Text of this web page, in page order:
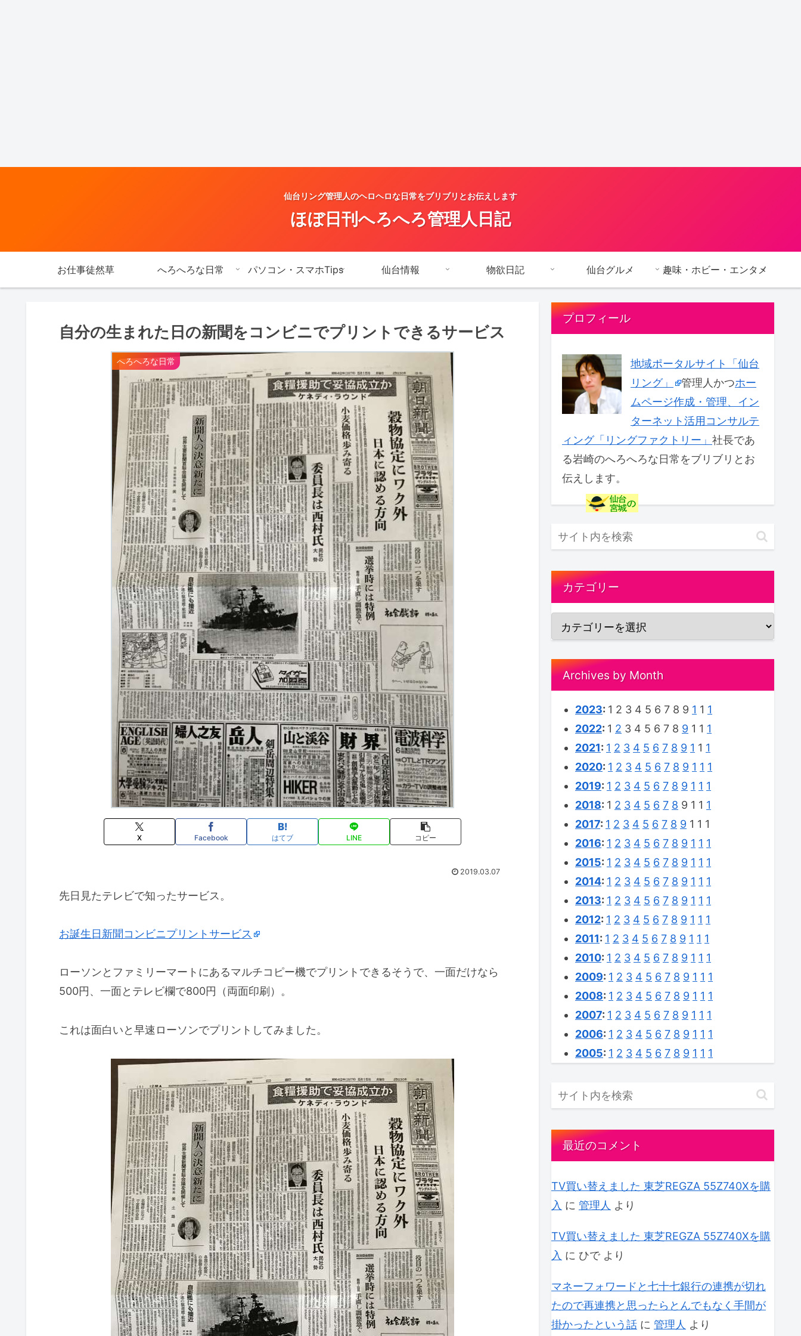
仙台リング管理人のヘロヘロな日常をブリブリとお伝えします
ほぼ日刊へろへろ管理人日記
お仕事徒然草 へろへろな日常 パソコン・スマホTips 仙台情報 物欲日記 仙台グルメ 趣味・ホビー・エンタメ
自分の生まれた日の新聞をコンビニでプリントできるサービス
へろへろな日常
X Facebook はてブ LINE コピー
2019.03.07
先日見たテレビで知ったサービス。
お誕生日新聞コンビニプリントサービス
ローソンとファミリーマートにあるマルチコピー機でプリントできるそうで、一面だけなら
500円、一面とテレビ欄で800円（両面印刷）。
これは面白いと早速ローソンでプリントしてみました。
プロフィール
地域ポータルサイト「仙台
リング」
管理人かつホー
ムページ作成・管理、イン
ターネット活用コンサルテ
ィング「リングファクトリー」 社長であ
る岩崎のへろへろな日常をブリブリとお
伝えします。
カテゴリー
Archives by Month
2023: 1 2 3 4 5 6 7 8 9 1 1 1
2022: 1 2 3 4 5 6 7 8 9 1 1 1
2021: 1 2 3 4 5 6 7 8 9 1 1 1
2020: 1 2 3 4 5 6 7 8 9 1 1 1
2019: 1 2 3 4 5 6 7 8 9 1 1 1
2018: 1 2 3 4 5 6 7 8 9 1 1 1
2017: 1 2 3 4 5 6 7 8 9 1 1 1
2016: 1 2 3 4 5 6 7 8 9 1 1 1
2015: 1 2 3 4 5 6 7 8 9 1 1 1
2014: 1 2 3 4 5 6 7 8 9 1 1 1
2013: 1 2 3 4 5 6 7 8 9 1 1 1
2012: 1 2 3 4 5 6 7 8 9 1 1 1
2011: 1 2 3 4 5 6 7 8 9 1 1 1
2010: 1 2 3 4 5 6 7 8 9 1 1 1
2009: 1 2 3 4 5 6 7 8 9 1 1 1
2008: 1 2 3 4 5 6 7 8 9 1 1 1
2007: 1 2 3 4 5 6 7 8 9 1 1 1
2006: 1 2 3 4 5 6 7 8 9 1 1 1
2005: 1 2 3 4 5 6 7 8 9 1 1 1
最近のコメント
TV買い替えました 東芝REGZA 55Z740Xを購
入 に 管理人 より
TV買い替えました 東芝REGZA 55Z740Xを購
入 に ひでより
マネーフォワードと七十七銀行の連携が切れ
たので再連携と思ったらとんでもなく手間が
掛かったという話 に 管理人 より